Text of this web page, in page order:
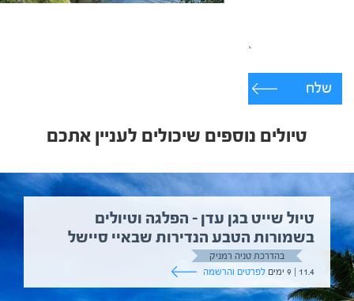
שלח
טיולים נוספים שיכולים לעניין אתכם
טיול שייט בגן עדן – הפלגה וטיולים
בשמורות הטבע הנדירות שבאיי סיישל
בהדרכת טניה רמניק
11.4 | 9 ימים
לפרטים והרשמה